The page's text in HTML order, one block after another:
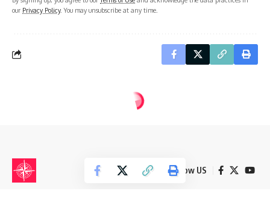
our Privacy Policy. You may unsubscribe at any time.
7 Min Read